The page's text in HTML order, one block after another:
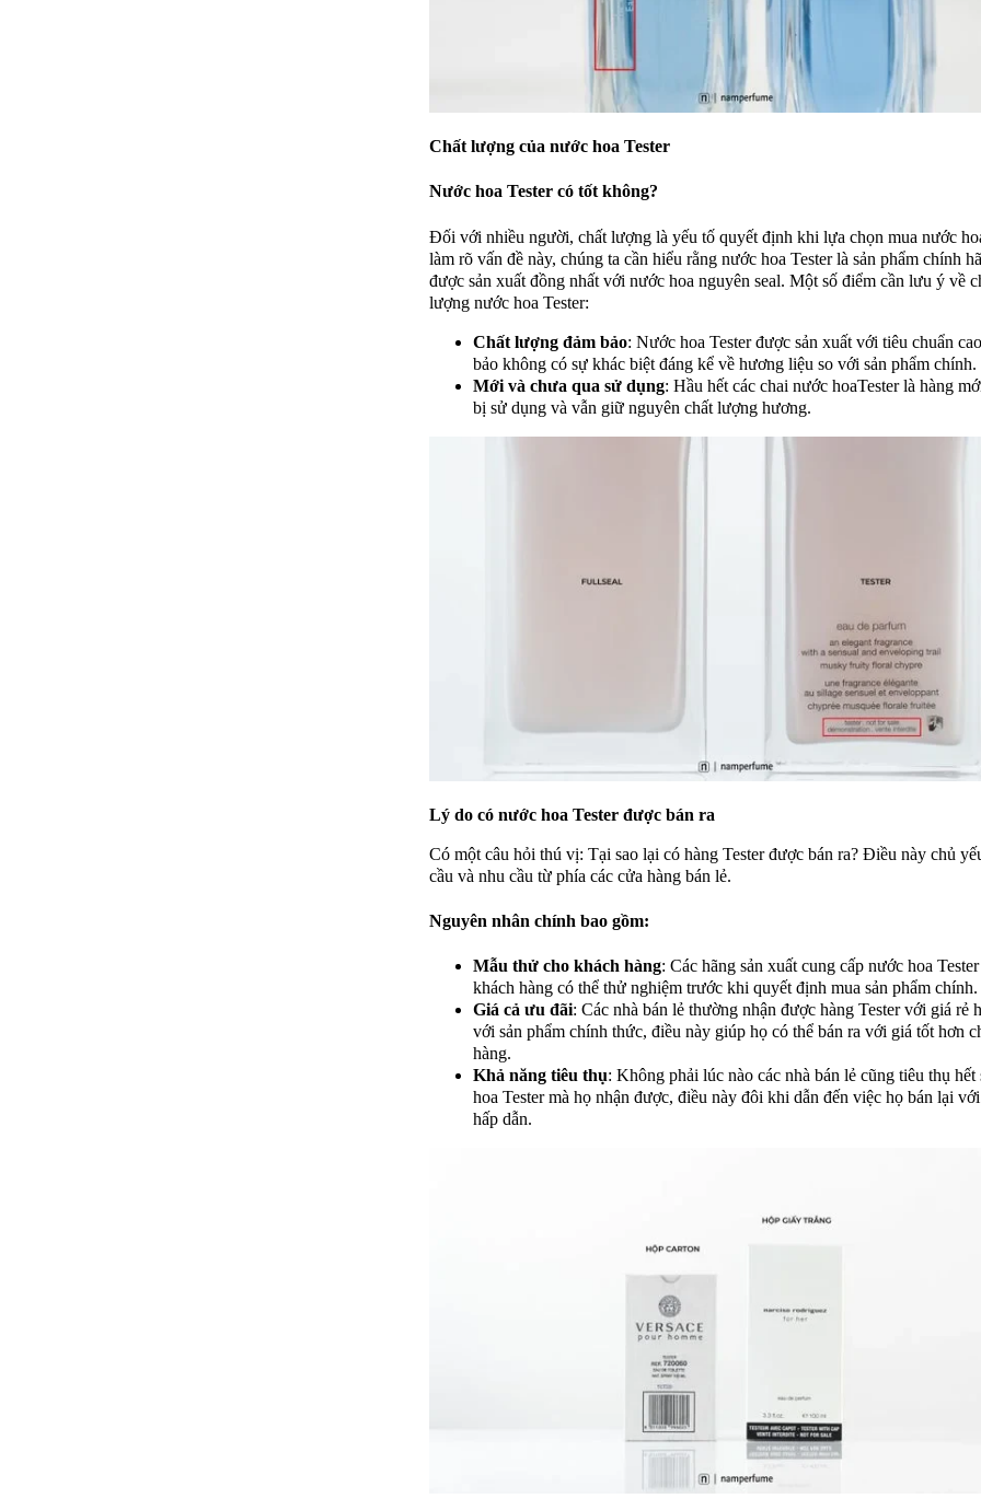
Chất lượng của nước hoa Tester
Nước hoa Tester có tốt không?
Đối với nhiều người, chất lượng là yếu tố quyết định khi lựa chọn mua nước
làm rõ vấn đề này, chúng ta cần hiểu rằng nước hoa Tester là sản phẩm chính
được sản xuất đồng nhất với nước hoa nguyên seal. Một số điểm cần lưu ý về
lượng nước hoa Tester:
Chất lượng đảm bảo: Nước hoa Tester được sản xuất với tiêu chuẩn
bảo không có sự khác biệt đáng kể về hương liệu so với sản phẩm chính.
Mới và chưa qua sử dụng: Hầu hết các chai nước hoaTester là hàng
bị sử dụng và vẫn giữ nguyên chất lượng hương.
Lý do có nước hoa Tester được bán ra
Có một câu hỏi thú vị: Tại sao lại có hàng Tester được bán ra? Điều này chủ
cầu và nhu cầu từ phía các cửa hàng bán lẻ.
Nguyên nhân chính bao gồm:
Mẫu thử cho khách hàng: Các hãng sản xuất cung cấp nước hoa
khách hàng có thể thử nghiệm trước khi quyết định mua sản phẩm chính.
Giá cả ưu đãi: Các nhà bán lẻ thường nhận được hàng Tester với giá rẻ
với sản phẩm chính thức, điều này giúp họ có thể bán ra với giá tốt hơn
hàng.
Khả năng tiêu thụ: Không phải lúc nào các nhà bán lẻ cũng tiêu thụ hết
hoa Tester mà họ nhận được, điều này đôi khi dẫn đến việc họ bán lại
hấp dẫn.